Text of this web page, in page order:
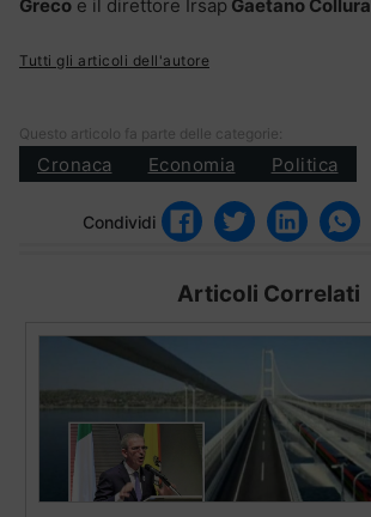
Greco e il direttore Irsap Gaetano Collura
Tutti gli articoli dell'autore
Questo articolo fa parte delle categorie:
Cronaca Economia Politica
Condividi
Articoli Correlati